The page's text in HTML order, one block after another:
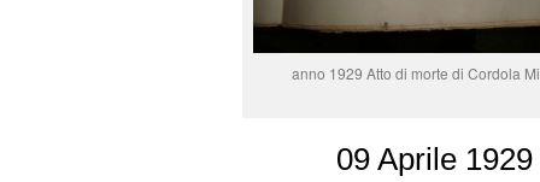
anno 1929 Atto di morte di Cordola
09 Aprile 1929